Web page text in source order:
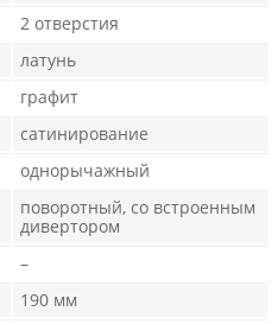
2 отверстия
латунь
графит
сатинирование
однорычажный
поворотный, со встроенным
дивертором
–
190 мм